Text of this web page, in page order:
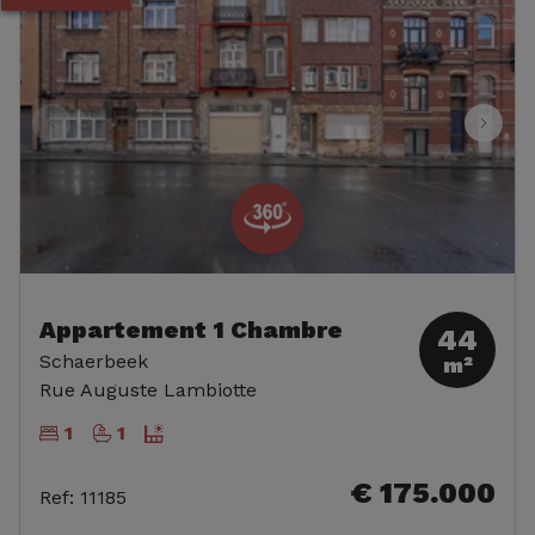
Appartement 1 Chambre
Schaerbeek
Rue Auguste Lambiotte
44
m²
1 1
Ref: 11185 € 175.000